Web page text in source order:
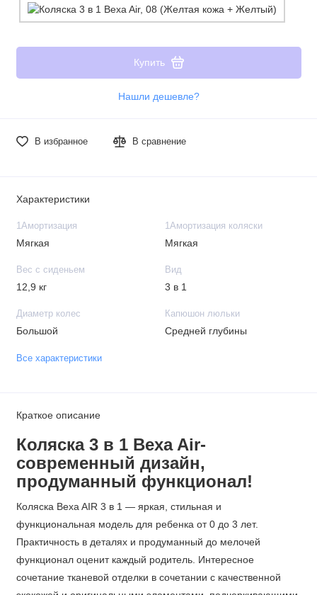
Купить
Нашли дешевле?
В избранное В сравнение
Характеристики
1Амортизация
Мягкая
1Амортизация коляски
Мягкая
Вес с сиденьем
12,9 кг
Вид
3 в 1
Диаметр колес
Большой
Капюшон люльки
Средней глубины
Все характеристики
Краткое описание
Коляска 3 в 1 Bexa Air-
современный дизайн,
продуманный функционал!
Коляска Bexa AIR 3 в 1 — яркая, стильная и
функциональная модель для ребенка от 0 до 3 лет.
Практичность в деталях и продуманный до мелочей
функционал оценит каждый родитель. Интересное
сочетание тканевой отделки в сочетании с качественной